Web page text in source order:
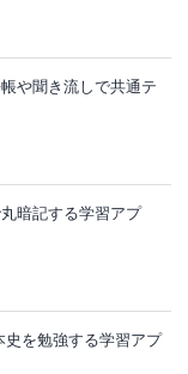
や聞き流しで共通テ
暗記する学習アプ
史を勉強する学習アプ